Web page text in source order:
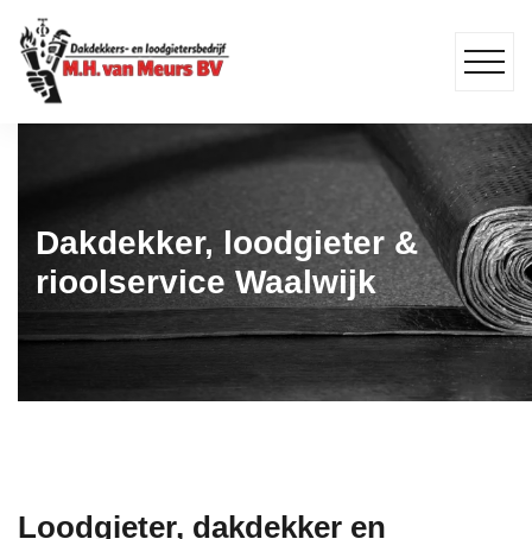
Dakdekker, loodgieter &
rioolservice Waalwijk
Loodgieter, dakdekker en